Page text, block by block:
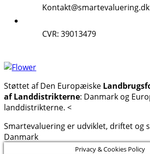
Kontakt@smartevaluering.dk
CVR: 39013479
Støttet af Den Europæiske
af Landdistrikterne: Danmark og
landdistrikterne. <
Smartevaluering er udviklet, driftet og
Danmark
Privacy & Cookies Policy